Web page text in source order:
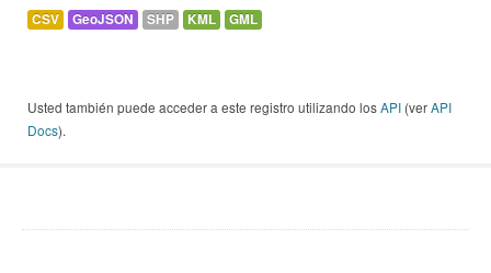
CSV GeoJSON SHP KML GML
Usted también puede acceder a este registro utilizando losAPI (verAPI
Docs).